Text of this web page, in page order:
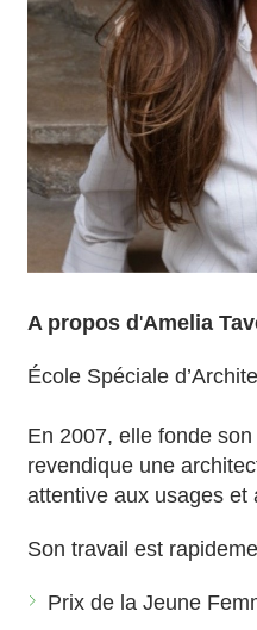
A propos d 'Amelia
École Spéciale
En 2007, elle fonde
revendique une
attentive aux usages et
Son travail est
Prix de la Jeune